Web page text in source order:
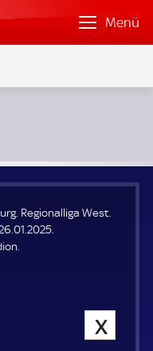
Menü
Regionalliga West.
0